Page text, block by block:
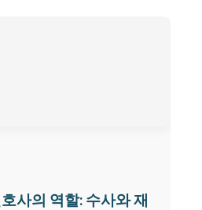
사의 역할: 수사와 재